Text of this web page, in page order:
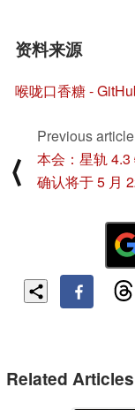
资料来源
喉咙口香糖 -
⟨
Previous article
本会：星轨 4.3
确认将于 5 月
Related Articles